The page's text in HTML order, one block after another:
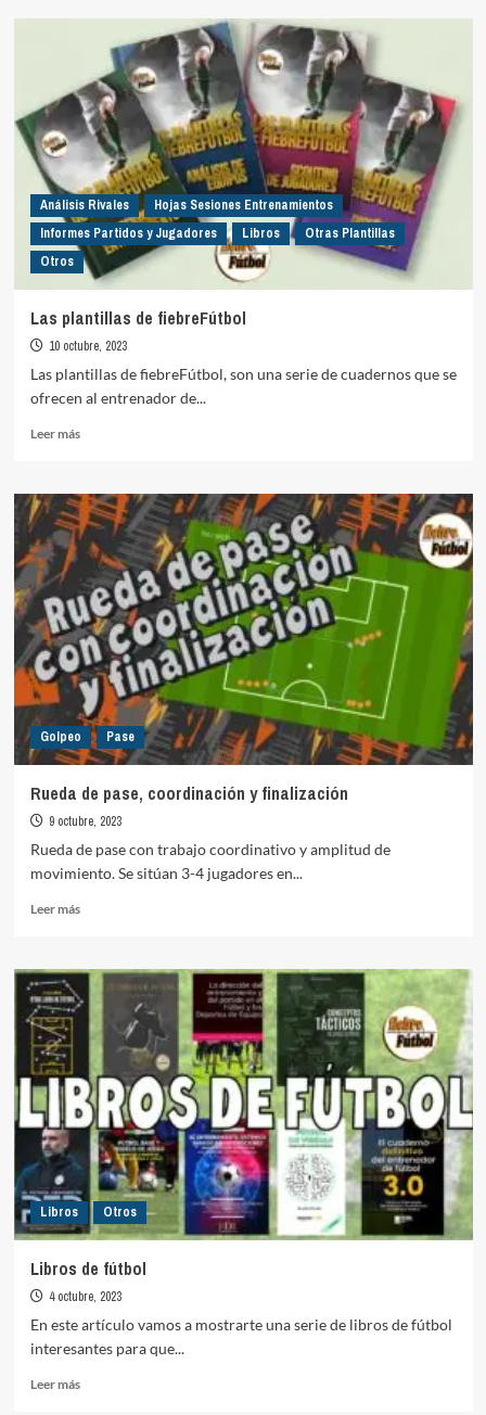
Rueda
con
doble
finalización
Análisis Rivales
Hojas Sesiones Entrenamientos
Informes Partidos y Jugadores
Libros
Otras Plantillas
Otros
Las plantillas de fiebreFútbol
10 octubre, 2023
Las plantillas de fiebreFútbol, son una serie de cuadernos que se
ofrecen al entrenador de...
Leer másLeer
Las
plantillas
de
fiebreFútbol
Golpeo Pase
Rueda de pase, coordinación y finalización
9 octubre, 2023
Rueda de pase con trabajo coordinativo y amplitud de
movimiento. Se sitúan 3-4 jugadores en...
Leer másLeer
Rueda
pase,
coordinación
finalización
Libros Otros
Libros de fútbol
4 octubre, 2023
En este artículo vamos a mostrarte una serie de libros de fútbol
interesantes para que...
Leer másLeer